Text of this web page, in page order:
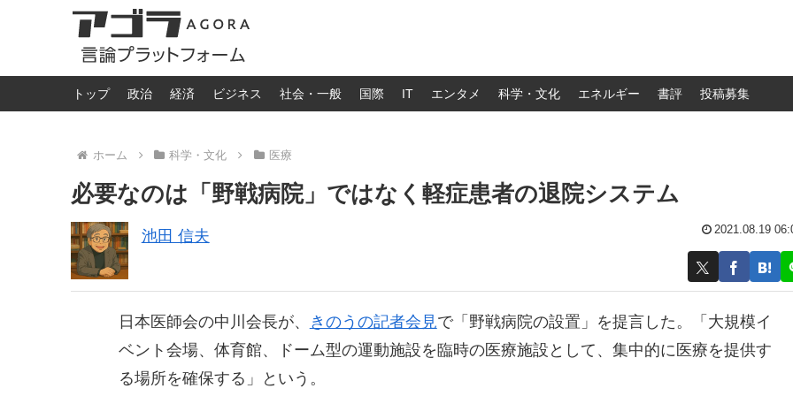
トップ 政治 経済 ビジネス 社会・一般 国際 IT エンタメ 科学・文化 エネルギー 書評 投稿募集
ホーム 科学・文化 医療
必要なのは「野戦病院」ではなく軽症患者の退院システム
池田 信夫 2021.08.19
日本医師会の中川会長が、 きのうの記者会見で「野戦病院の設置」を提言した。「大規模イ
ベント会場、体育館、ドーム型の運動施設を臨時の医療施設として、集中的に医療を提供す
る場所を確保する」という。